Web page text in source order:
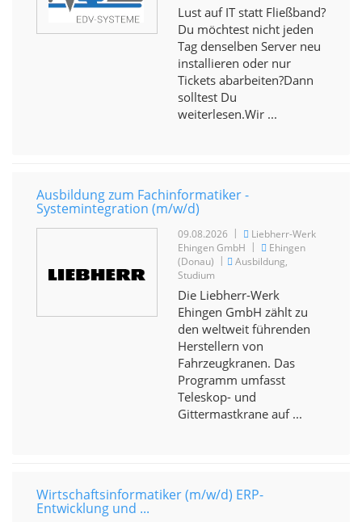
Lust auf IT statt Fließband?
Du möchtest nicht jeden
Tag denselben Server neu
installieren oder nur
Tickets abarbeiten?Dann
solltest Du
weiterlesen.Wir ...
Ausbildung zum Fachinformatiker -
Systemintegration (m/w/d)
09.08.2026 |
Liebherr-Werk
Ehingen GmbH |
Ehingen
(Donau) |
Ausbildung,
Studium
Die Liebherr-Werk
Ehingen GmbH zählt zu
den weltweit führenden
Herstellern von
Fahrzeugkranen. Das
Programm umfasst
Teleskop- und
Gittermastkrane auf ...
Wirtschaftsinformatiker (m/w/d) ERP-
Entwicklung und ...